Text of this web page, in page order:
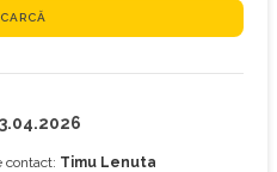
contact: Timu Lenuta